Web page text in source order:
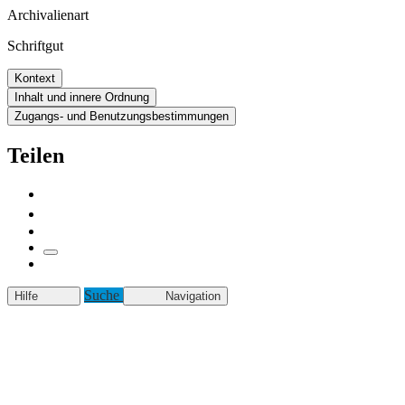
Archivalienart
Schriftgut
Kontext
Inhalt und innere Ordnung
Zugangs- und Benutzungsbestimmungen
Teilen
Hilfe Suche Navigation